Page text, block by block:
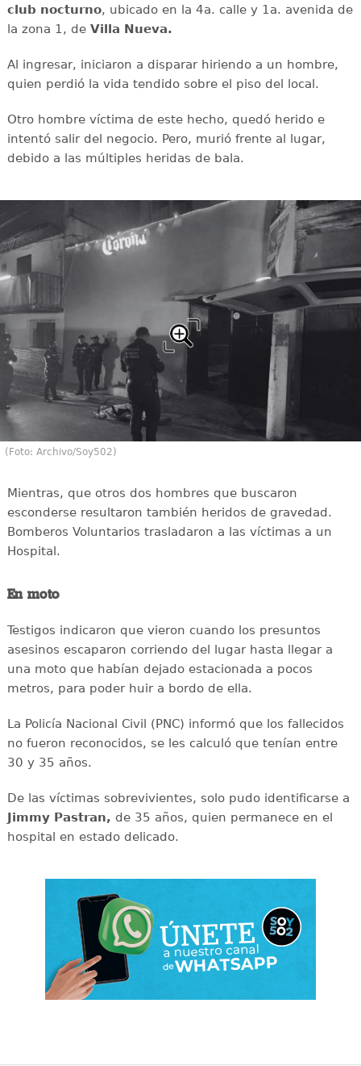
club nocturno, ubicado en la 4a. calle y 1a. avenida de
la zona 1, deVilla Nueva.
Al ingresar, iniciaron a disparar hiriendo a un hombre,
quien perdió la vida tendido sobre el piso del local.
Otro hombre víctima de este hecho, quedó herido e
intentó salir del negocio. Pero, murió frente al lugar,
debido a las múltiples heridas de bala.
(Foto: Archivo/Soy502)
Mientras, que otros dos hombres que buscaron
esconderse resultaron también heridos de gravedad.
Bomberos Voluntarios trasladaron a las víctimas a un
Hospital.
En moto
Testigos indicaron que vieron cuando los presuntos
asesinos escaparon corriendo del lugar hasta llegar a
una moto que habían dejado estacionada a pocos
metros, para poder huir a bordo de ella.
La Policía Nacional Civil (PNC) informó que los fallecidos
no fueron reconocidos, se les calculó que tenían entre
30 y 35 años.
De las víctimas sobrevivientes, solo pudo identificarse a
Jimmy Pastran, de 35 años, quien permanece en el
hospital en estado delicado.